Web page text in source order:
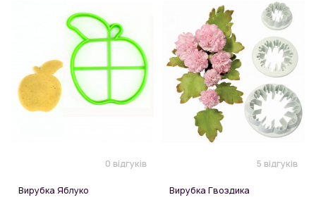
0 відгуків
Вирубка Яблуко
5 відгуків
Вирубка Гвоздика